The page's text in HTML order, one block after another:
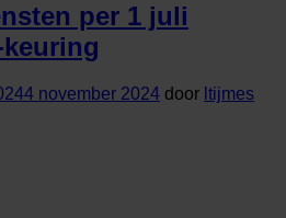
per 1 juli
4 november 2024 door ltijmes